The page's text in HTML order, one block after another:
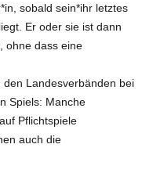
sobald sein*ihr letztes
Er oder sie ist dann
ohne dass eine
Landesverbänden bei
Spiels: Manche
Pflichtspiele
auch die